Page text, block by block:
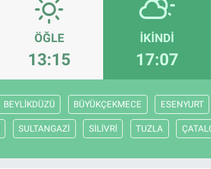
ÖĞLE
13:15
İKINDI
17:07
BEYLİKDÜZÜ BÜYÜKÇEKMECE ESENYURT
SULTANGAZİ SİLİVRİ TUZLA